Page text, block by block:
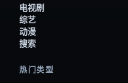
电视剧
综艺
动漫
搜索
热门类型